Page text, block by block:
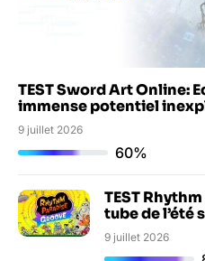
TEST Sword Art Online:
immense potentiel
9 juillet 2026
60%
TEST
tube de l’été
9 juillet 2026